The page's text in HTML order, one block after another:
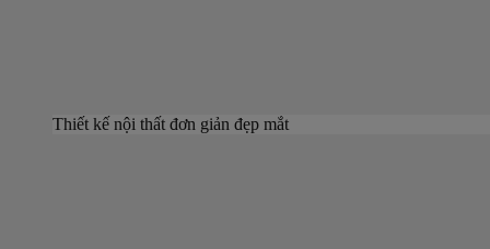
Thiết kế nội thất đơn giản đẹp mắt